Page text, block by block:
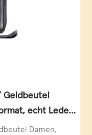
Geldbeutel
echt Leder,
Damen,